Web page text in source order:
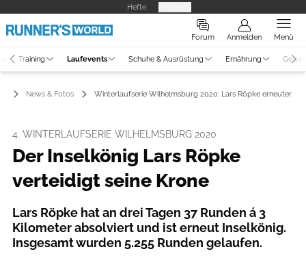
Hefte
Forum Anmelden Menü
Training Laufevents Schuhe & Ausrüstung Ernährung
News & Fotos Winterlaufserie Wilhelmsburg 2020: Lars Röpke erneuter
4. WINTERLAUFSERIE WILHELMSBURG 2020
Der Inselkönig Lars Röpke
verteidigt seine Krone
Lars Röpke hat an drei Tagen 37 Runden á 3
Kilometer absolviert und ist erneut Inselkönig.
Insgesamt wurden 5.255 Runden gelaufen.